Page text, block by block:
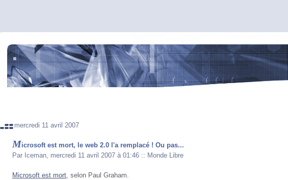
mercredi 11 avril 2007
Microsoft est mort, le web 2.0 l'a remplacé ! Ou pas...
Par Iceman, mercredi 11 avril 2007 à 01:46 :: Monde Libre
Microsoft est mort, selon Paul Graham.